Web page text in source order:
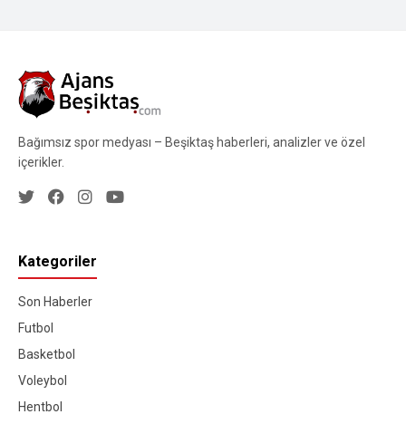
Bağımsız spor medyası – Beşiktaş haberleri, analizler ve özel
içerikler.
Kategoriler
Son Haberler
Futbol
Basketbol
Voleybol
Hentbol